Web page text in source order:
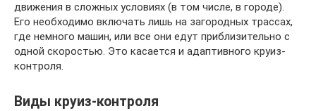
движения в сложных условиях (в том числе, в городе).
Его необходимо включать лишь на загородных трассах,
где немного машин, или все они едут приблизительно с
одной скоростью. Это касается и адаптивного круиз-
контроля.
Виды круиз-контроля